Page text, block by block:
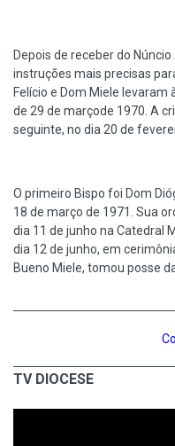
Depois de receber do
instruções mais precisas
Felício e Dom Miele
de 29 de marçode 1970. A
seguinte, no dia 20 de
O primeiro Bispo foi Dom
18 de março de 1971. Sua
dia 11 de junho na Catedral
dia 12 de junho, em
Bueno Miele, tomou posse
TV DIOCESE